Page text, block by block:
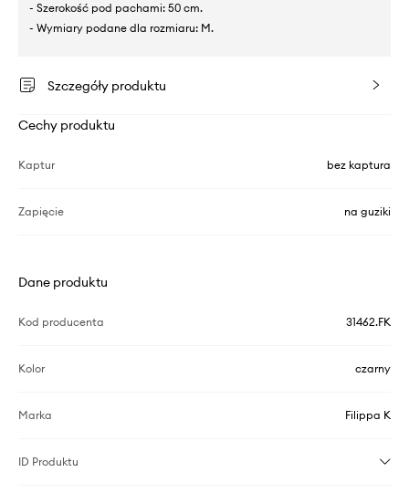
- Szerokość pod pachami: 50 cm.
- Wymiary podane dla rozmiaru: M.
Szczegóły produktu
Cechy produktu
Kaptur bez kaptura
Zapięcie na guziki
Dane produktu
Kod producenta 31462.FK
Kolor czarny
Marka Filippa K
ID Produktu